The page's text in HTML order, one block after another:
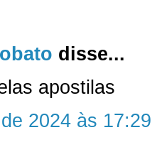
disse...
apostilas
2024 às 17:29